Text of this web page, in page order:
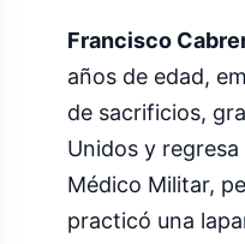
Francisco
años de edad,
de sacrificios,
Unidos y regresa
Médico Militar,
practicó una